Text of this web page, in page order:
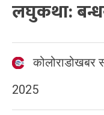
लघुकथा:
कोलोराडोखबर
2025